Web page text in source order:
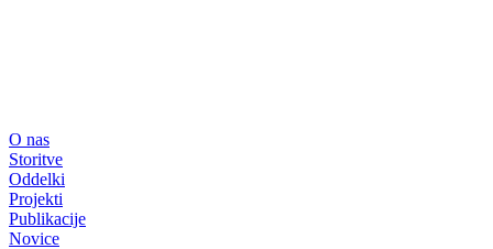
O nas
Storitve
Oddelki
Projekti
Publikacije
Novice